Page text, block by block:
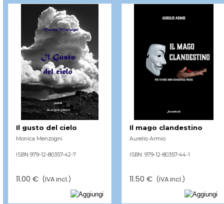
Il gusto del cielo
Monica Menzogni
ISBN 979-12-80357-42-7
11.00 € (IVA incl.)
Il mago clandestino
Aurelio Armio
ISBN: 979-12-80357-44-1
11.50 € (IVA incl.)